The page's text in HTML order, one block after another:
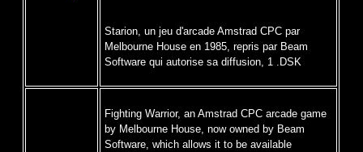
Starion, un jeu d'arcade Amstrad CPC par
Melbourne House en 1985, repris par Beam
Software qui autorise sa diffusion, 1 .DSK
Fighting Warrior, an Amstrad CPC arcade game
by Melbourne House, now owned by Beam
Software, which allows it to be available